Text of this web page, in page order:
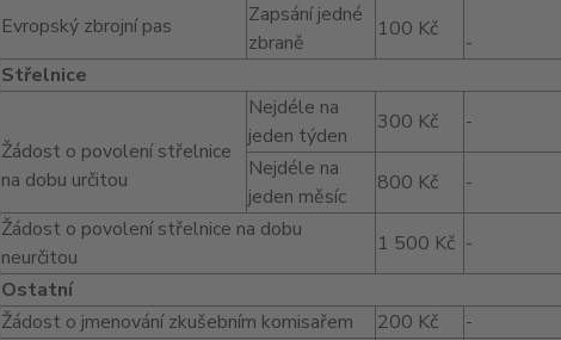
Evropský zbrojní pas
Zapsání jedné
zbraně
100 Kč
-
Střelnice
Žádost o povolení střelnice
na dobu určitou
Nejdéle na
jeden týden
300 Kč
-
Nejdéle na
jeden měsíc
800 Kč
-
Žádost o povolení střelnice na dobu
neurčitou
1 500 Kč -
Ostatní
Žádost o jmenování zkušebním komisařem
200 Kč
-